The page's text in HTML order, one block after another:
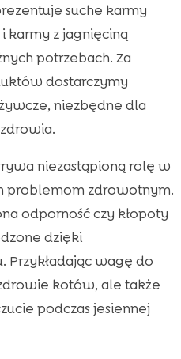
suche karmy
karmy z jagnięciną
potrzebach. Za
dostarczymy
niezbędne dla
niezastąpioną rolę w
problemom zdrowotnym.
odporność czy kłopoty
dzięki
wagę do
kotów, ale także
podczas jesiennej